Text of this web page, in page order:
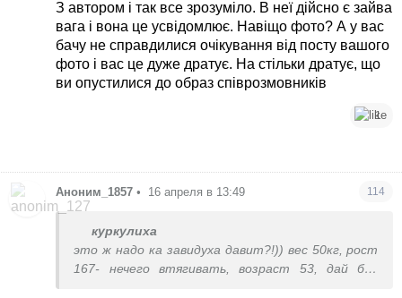
З автором і так все зрозуміло. В неї дійсно є зайва
вага і вона це усвідомлює. Навіщо фото? А у вас
бачу не справдилися очікування від посту вашого
фото і вас це дуже дратує. На стільки дратує, що
ви опустилися до образ співрозмовників
1
Аноним_1857 • 16 апреля в 13:49 114
куркулиха
это ж надо ка завидуха давит?!)) вес 50кг, рост
167- нечего втягивать, возраст 53, дай бог